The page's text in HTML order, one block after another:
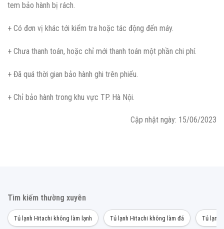
tem bảo hành bị rách.
+ Có đơn vị khác tới kiểm tra hoặc tác động đến máy.
+ Chưa thanh toán, hoặc chỉ mới thanh toán một phần chi phí.
+ Đã quá thời gian bảo hành ghi trên phiếu.
+ Chỉ bảo hành trong khu vực TP. Hà Nội.
Cập nhật ngày: 15/06/2023
Tìm kiếm thường xuyên
Tủ lạnh Hitachi không làm lạnh Tủ lạnh Hitachi không làm đá Tủ lạnh